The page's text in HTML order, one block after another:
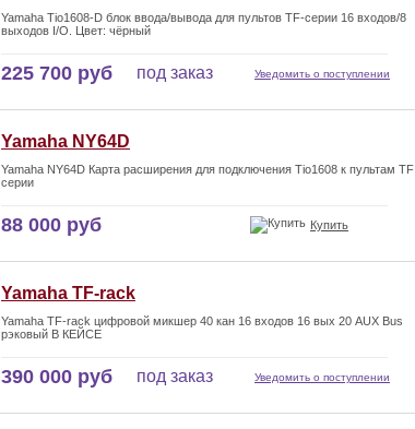
Yamaha Tio1608-D блок ввода/вывода для пультов TF-серии 16 входов/8
выходов I/O. Цвет: чёрный
225 700 руб под заказ Уведомить о поступлении
Yamaha NY64D
Yamaha NY64D Карта расширения для подключения Tio1608 к пультам TF
серии
88 000 руб Купить
Yamaha TF-rack
Yamaha TF-rack цифровой микшер 40 кан 16 входов 16 вых 20 AUX Bus
рэковый В КЕЙСЕ
390 000 руб под заказ Уведомить о поступлении